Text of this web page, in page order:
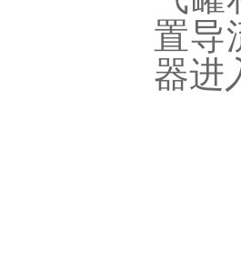
置导
器进